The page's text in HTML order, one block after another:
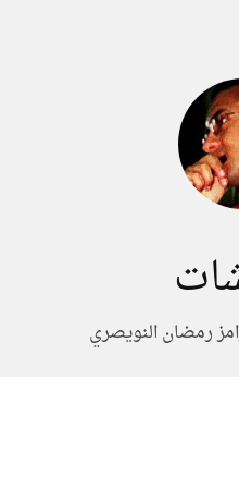
رمضان النويصري